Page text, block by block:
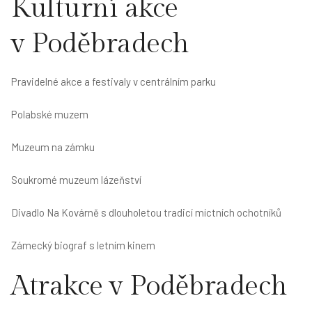
Kulturní akce
v Poděbradech
Pravidelné akce a festivaly v centrálním parku
Polabské muzem
Muzeum na zámku
Soukromé muzeum lázeňství
Divadlo Na Kovárně s dlouholetou tradicí míctních ochotníků
Zámecký biograf s letním kinem
Atrakce v Poděbradech